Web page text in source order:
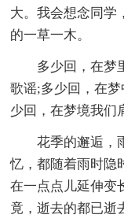
大。我会想念同学
的一草一木。
多少回，在梦
歌谣;多少回，在
少回，在梦境我们
花季的邂逅，
忆，都随着雨时隐
在一点点儿延伸变
竟，逝去的都已逝